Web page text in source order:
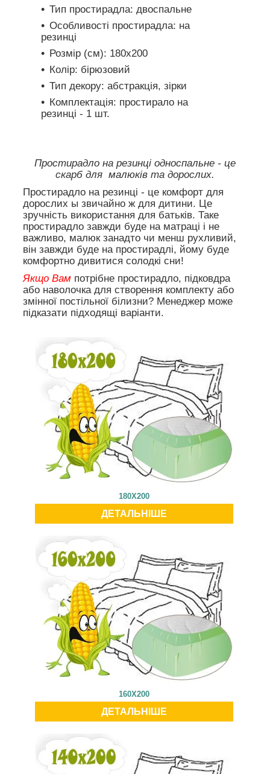
Тип простирадла: двоспальне
Особливості простирадла: на
резинці
Розмір (см): 180х200
Колір: бірюзовий
Тип декору: абстракція, зірки
Комплектація: простирало на
резинці - 1 шт.
Простирадло на резинці односпальне - це
скарб для малюків та дорослих.
Простирадло на резинці - це комфорт для
дорослих ы звичайно ж для дитини. Це
зручність використання для батьків. Таке
простирадло завжди буде на матраці і не
важливо, малюк занадто чи менш рухливий,
він завжди буде на простирадлі, йому буде
комфортно дивитися солодкі сни!
Якщо Вам потрібне простирадло, підковдра
або наволочка для створення комплекту або
змінної постільної білизни? Менеджер може
підказати підходящі варіанти.
180X200
ДЕТАЛЬНІШЕ
160X200
ДЕТАЛЬНІШЕ